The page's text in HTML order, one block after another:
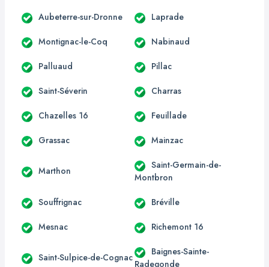
Aubeterre-sur-Dronne Laprade
Montignac-le-Coq Nabinaud
Palluaud Pillac
Saint-Séverin Charras
Chazelles 16 Feuillade
Grassac Mainzac
Marthon
Saint-Germain-de-
Montbron
Souffrignac Bréville
Mesnac Richemont 16
Saint-Sulpice-de-Cognac
Baignes-Sainte-
Radegonde